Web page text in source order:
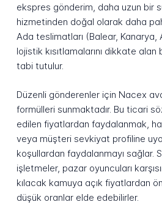
ekspres gönderim, daha uzun bir
hizmetinden doğal olarak daha
Ada teslimatları (Balear,
lojistik kısıtlamalarını dikkate
tabi tutulur.
Düzenli gönderenler için Nacex
formülleri sunmaktadır. Bu ticari
edilen fiyatlardan faydalanmak,
veya müşteri sevkiyat profiline
koşullardan faydalanmayı sağlar.
işletmeler, pazar oyuncuları
kılacak kamuya açık fiyatlardan
düşük oranlar elde edebilirler.